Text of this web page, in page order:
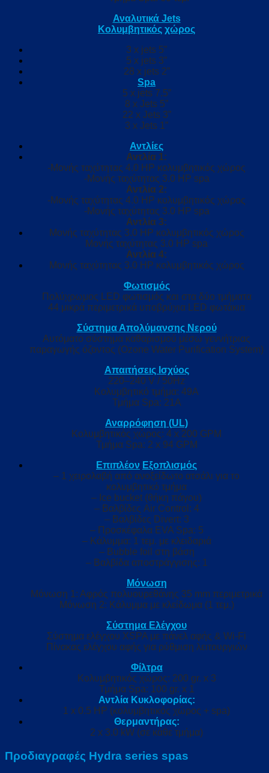
Αναλυτικά Jets
Κολυμβητικός χώρος
3 x jets 5”
5 x jets 3”
28 x jets 2”
Spa
5 x jets 7.5”
8 x Jets 5”
22 x Jets 3”
3 x Jets 1”
Αντλίες
Αντλία 1:
-Μονής ταχύτητας 4.0 HP κολυμβητικός χώρος
-Μονής ταχύτητας 3.0 HP spa
Αντλία 2:
-Μονής ταχύτητας 4.0 HP κολυμβητικός χώρος
-Μονής ταχύτητας 3.0 HP spa
Αντλία 3:
Μονής ταχύτητας 3.0 HP κολυμβητικός χώρος
Μονής ταχύτητας 3.0 HP spa
Αντλία 4:
Μονής ταχύτητας 3.0 HP κολυμβητικός χώρος
Φωτισμός
Πολύχρωμος LED φωτισμός και στα δύο τμήματα
44 μικρά περιμετρικά υποβρύχια LED φωτάκια
Σύστημα Απολύμανσης Νερού
Αυτόματο σύστημα καθαρισμού μέσω γεννήτριας
παραγωγής όζοντος (Ozone Water Purification System)
Απαιτήσεις Ισχύος
220–240 V / 50Hz
Κολυμβητικό τμήμα: 49A
Τμήμα Spa: 21A
Αναρρόφηση (UL)
Κολυμβητικός χώρος: 4 x 200 GPM
Τμήμα Spa: 2 x 94 GPM
Επιπλέον Εξοπλισμός
– 1 χειρολαβή από ανοξείδωτο ατσάλι για το
κολυμβητικό τμήμα
– Ice bucket (θήκη πάγου)
– Βαλβίδες Air Control: 4
– Βαλβίδες Divert: 3
– Προσκέφαλα EVA Spa: 5
– Κάλυμμα: 1 τεμ. με κλειδαριά
– Bubble foil στη βάση
– Βαλβίδα αποστράγγισης: 1
Μόνωση
Μόνωση 1: Αφρός πολυουρεθάνης 35 mm περιμετρικά
Μόνωση 2: Κάλυμμα με κλείδωμα (1 τεμ.)
Σύστημα Ελέγχου
Σύστημα ελέγχου XSPA με πάνελ αφής & Wi-Fi
Πίνακας ελέγχου αφής για ρύθμιση λειτουργιών
Φίλτρα
Κολυμβητικός χώρος: 200 gr. x 3
Τμήμα Spa: 100 gr. x 1
Αντλία Κυκλοφορίας:
1 x 0.5 HP (κολυμβητικός χώρος + spa)
Θερμαντήρας:
2 x 3.0 kW (σε κάθε τμήμα)
Προδιαγραφές Hydra series spas